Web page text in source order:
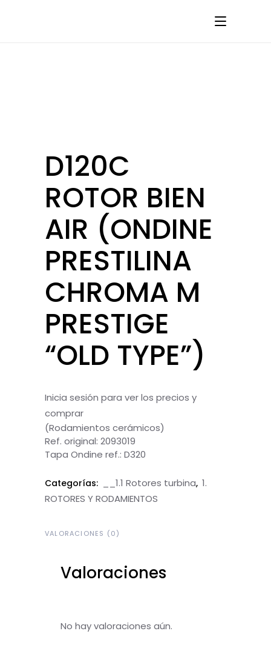
D120C
ROTOR BIEN
AIR (ONDINE
PRESTILINA
CHROMA M
PRESTIGE
“OLD TYPE”)
Inicia sesión para ver los precios y
comprar
(Rodamientos cerámicos)
Ref. original: 2093019
Tapa Ondine ref.: D320
Categorías: __1.1 Rotores turbina, 1.
ROTORES Y RODAMIENTOS
VALORACIONES (0)
Valoraciones
No hay valoraciones aún.